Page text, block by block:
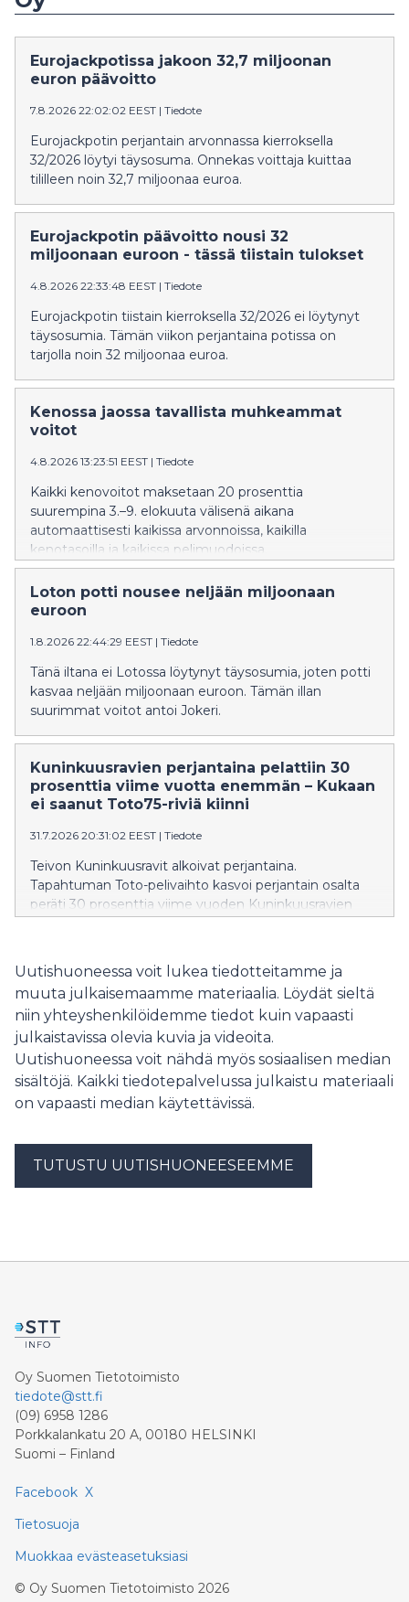
Eurojackpotissa jakoon 32,7 miljoonan
euron päävoitto
7.8.2026 22:02:02 EEST | Tiedote
Eurojackpotin perjantain arvonnassa kierroksella
32/2026 löytyi täysosuma. Onnekas voittaja kuittaa
tililleen noin 32,7 miljoonaa euroa.
Eurojackpotin päävoitto nousi 32
miljoonaan euroon - tässä tiistain tulokset
4.8.2026 22:33:48 EEST | Tiedote
Eurojackpotin tiistain kierroksella 32/2026 ei löytynyt
täysosumia. Tämän viikon perjantaina potissa on
tarjolla noin 32 miljoonaa euroa.
Kenossa jaossa tavallista muhkeammat
voitot
4.8.2026 13:23:51 EEST | Tiedote
Kaikki kenovoitot maksetaan 20 prosenttia
suurempina 3.–9. elokuuta välisenä aikana
automaattisesti kaikissa arvonnoissa, kaikilla
kenotasoilla ja kaikissa pelimuodoissa.
Loton potti nousee neljään miljoonaan
euroon
1.8.2026 22:44:29 EEST | Tiedote
Tänä iltana ei Lotossa löytynyt täysosumia, joten potti
kasvaa neljään miljoonaan euroon. Tämän illan
suurimmat voitot antoi Jokeri.
Kuninkuusravien perjantaina pelattiin 30
prosenttia viime vuotta enemmän – Kukaan
ei saanut Toto75-riviä kiinni
31.7.2026 20:31:02 EEST | Tiedote
Teivon Kuninkuusravit alkoivat perjantaina.
Tapahtuman Toto-pelivaihto kasvoi perjantain osalta
peräti 30 prosenttia viime vuoden Kuninkuusravien
Uutishuoneessa voit lukea tiedotteitamme ja
muuta julkaisemaamme materiaalia. Löydät sieltä
niin yhteyshenkilöidemme tiedot kuin vapaasti
julkaistavissa olevia kuvia ja videoita.
Uutishuoneessa voit nähdä myös sosiaalisen median
sisältöjä. Kaikki tiedotepalvelussa julkaistu materiaali
on vapaasti median käytettävissä.
TUTUSTU UUTISHUONEESEEMME
Oy Suomen Tietotoimisto
tiedote@stt.fi
(09) 6958 1286
Porkkalankatu 20 A, 00180 HELSINKI
Suomi – Finland
Facebook X
Tietosuoja
Muokkaa evästeasetuksiasi
© Oy Suomen Tietotoimisto 2026